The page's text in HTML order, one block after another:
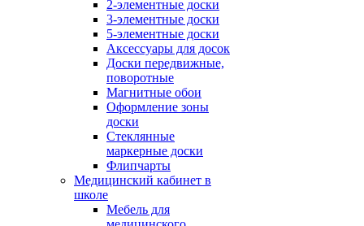
2-элементные доски
3-элементные доски
5-элементные доски
Аксессуары для досок
Доски передвижные,
поворотные
Магнитные обои
Оформление зоны
доски
Стеклянные
маркерные доски
Флипчарты
Медицинский кабинет в
школе
Мебель для